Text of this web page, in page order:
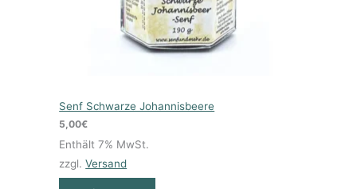
Senf Schwarze Johannisbeere
5,00€
Enthält 7% MwSt.
zzgl.Versand